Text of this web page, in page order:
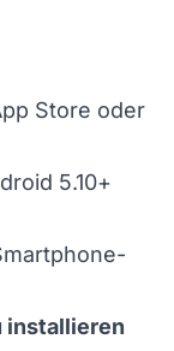
Store oder
5.10+
installieren